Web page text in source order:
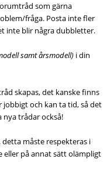
som gärna
fråga. Posta inte fler
inte blir några dubbletter.
samt årsmodell) i din
skapas, det kanske finns
och kan ta tid, så det
nya trådar också!
måste respekteras i
på annat sätt olämpligt